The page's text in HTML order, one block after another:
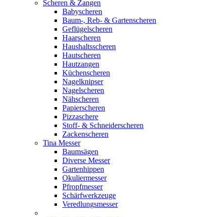
Scheren & Zangen
Babyscheren
Baum-, Reb- & Gartenscheren
Geflügelscheren
Haarscheren
Haushaltsscheren
Hautscheren
Hautzangen
Küchenscheren
Nagelknipser
Nagelscheren
Nähscheren
Papierscheren
Pizzaschere
Stoff- & Schneiderscheren
Zackenscheren
Tina Messer
Baumsägen
Diverse Messer
Gartenhippen
Okuliermesser
Pfropfmesser
Schärfwerkzeuge
Veredlungsmesser